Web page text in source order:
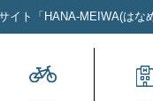
イト「HANA-MEIWA(はな